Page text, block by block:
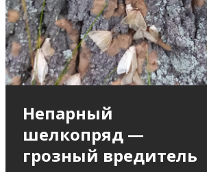
Непарный
шелкопряд —
грозный вредитель